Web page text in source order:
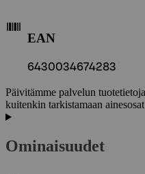
EAN
6430034674283
Päivitämme palvelun
kuitenkin tarkistamaan
Ominaisuudet